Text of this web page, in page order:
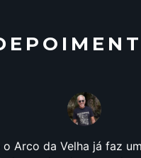
o Arco da Velha já faz